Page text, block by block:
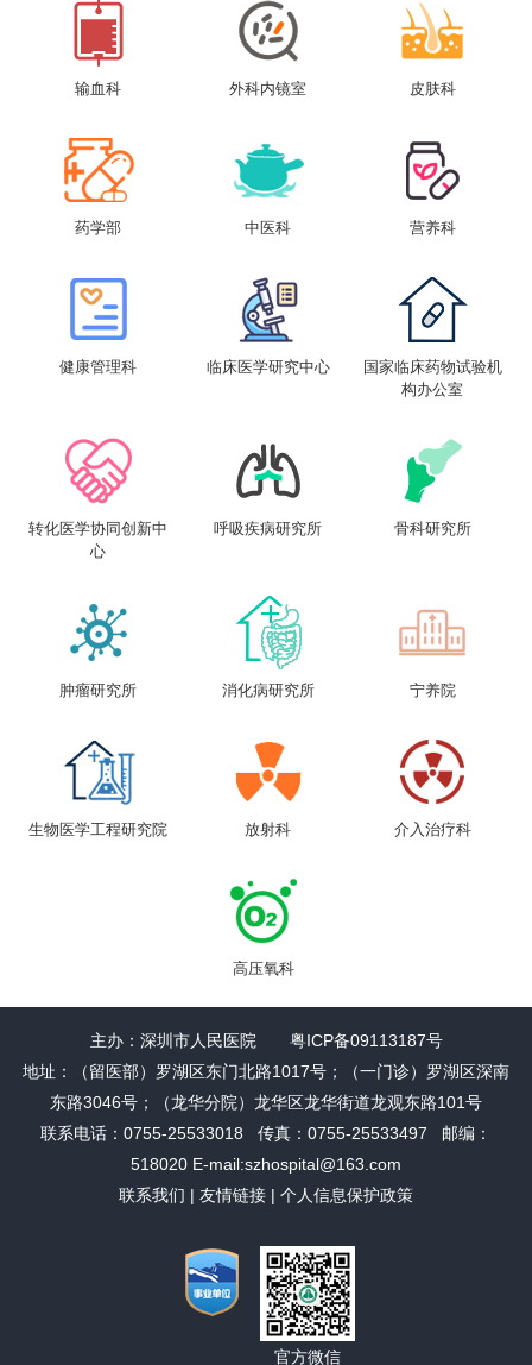
输血科 外科内镜室 皮肤科
药学部 中医科 营养科
健康管理科 临床医学研究中心
国家临床药物试验机
构办公室
转化医学协同创新中
心
呼吸疾病研究所 骨科研究所
肿瘤研究所 消化病研究所 宁养院
生物医学工程研究院 放射科 介入治疗科
高压氧科
主办：深圳市人民医院 粤ICP备09113187号
地址：（留医部）罗湖区东门北路1017号；（一门诊）罗湖区深南
东路3046号；（龙华分院）龙华区龙华街道龙观东路101号
联系电话：0755-25533018 传真：0755-25533497 邮编：
518020 E-mail:szhospital@163.com
联系我们 | 友情链接 | 个人信息保护政策
官方微信